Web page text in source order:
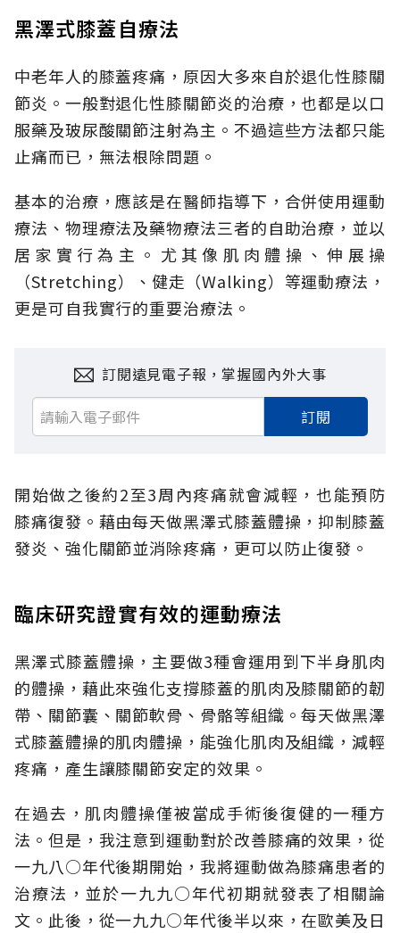
黑澤式膝蓋自療法
中老年人的膝蓋疼痛，原因大多來自於退化性膝關
節炎。一般對退化性膝關節炎的治療，也都是以口
服藥及玻尿酸關節注射為主。不過這些方法都只能
止痛而已，無法根除問題。
基本的治療，應該是在醫師指導下，合併使用運動
療法、物理療法及藥物療法三者的自助治療，並以
居家實行為主。尤其像肌肉體操、伸展操
（Stretching）、健走（Walking）等運動療法，
更是可自我實行的重要治療法。
訂閱遠見電子報，掌握國內外大事
訂閱
開始做之後約2至3周內疼痛就會減輕，也能預防
膝痛復發。藉由每天做黑澤式膝蓋體操，抑制膝蓋
發炎、強化關節並消除疼痛，更可以防止復發。
臨床研究證實有效的運動療法
黑澤式膝蓋體操，主要做3種會運用到下半身肌肉
的體操，藉此來強化支撐膝蓋的肌肉及膝關節的韌
帶、關節囊、關節軟骨、骨骼等組織。每天做黑澤
式膝蓋體操的肌肉體操，能強化肌肉及組織，減輕
疼痛，產生讓膝關節安定的效果。
在過去，肌肉體操僅被當成手術後復健的一種方
法。但是，我注意到運動對於改善膝痛的效果，從
一九八○年代後期開始，我將運動做為膝痛患者的
治療法，並於一九九○年代初期就發表了相關論
文。此後，從一九九○年代後半以來，在歐美及日